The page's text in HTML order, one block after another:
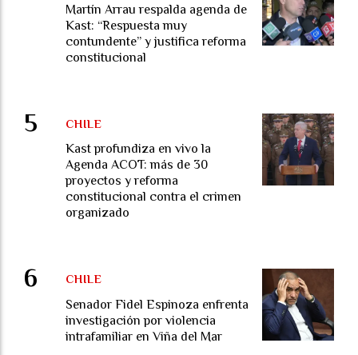
Martín Arrau respalda agenda de
Kast: “Respuesta muy
contundente” y justifica reforma
constitucional
Kast profundiza en vivo la
Agenda ACOT: más de 30
proyectos y reforma
constitucional contra el crimen
organizado
CHILE
Senador Fidel Espinoza enfrenta
investigación por violencia
intrafamiliar en Viña del Mar
CHILE